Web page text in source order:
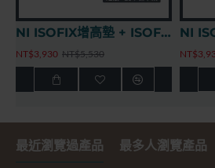
NI ISOFIX增高墊 + ISOFIX安全座椅標準保護墊(MIT長版) NI ISOFIX增高墊 + 增高墊側睡頭枕III代
NT$4,279 NT$5,870
最近瀏覽過產品 最多人瀏覽產品